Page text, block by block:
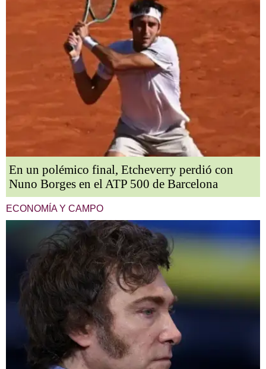
En un polémico final, Etcheverry perdió con
Nuno Borges en el ATP 500 de Barcelona
ECONOMÍA Y CAMPO